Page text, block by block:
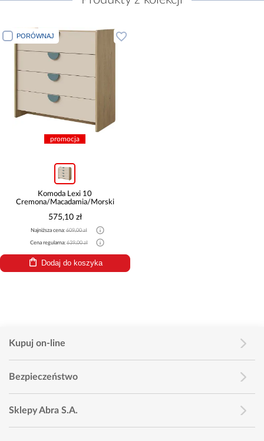
PORÓWNAJ
promocja
Komoda Lexi 10
Cremona/Macadamia/Morski
575,10 zł
Najniższa cena:609,00 zł
Cena regularna:639,00 zł
Dodaj do koszyka
Kupuj on-line
Bezpieczeństwo
Sklepy Abra S.A.